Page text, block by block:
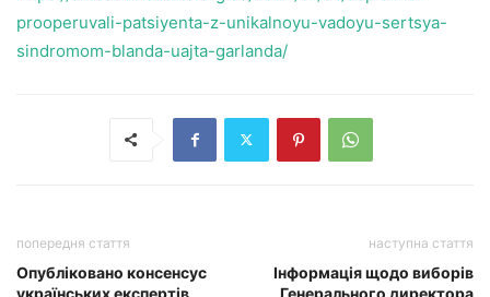
prooperuvali-patsiyenta-z-unikalnoyu-vadoyu-sertsya-
sindromom-blanda-uajta-garlanda/
попередня стаття
Опубліковано консенсус
українських експертів
наступна стаття
Інформація щодо виборів
Генерального директора